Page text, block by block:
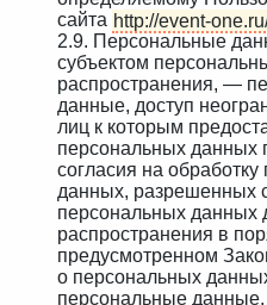
сайта http://event-
2.9. Персональные
субъектом
распространения, —
данные, доступ
лиц к которым
персональных данных
согласия на
данных, разрешенных
персональных данных
распространения в
предусмотренном
о персональных
персональные